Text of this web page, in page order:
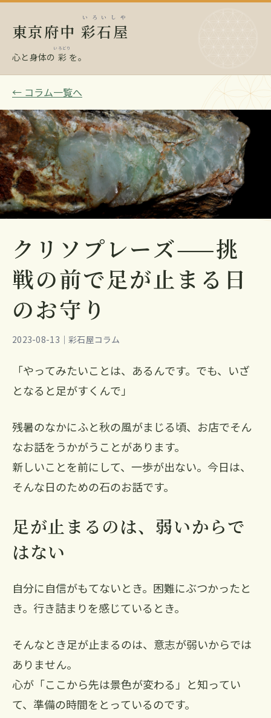
東京府中 彩石屋
いろいしや
心と身体の 彩
いろどり
を。
← コラム一覧へ
クリソプレーズ——挑
戦の前で足が止まる日
のお守り
2023-08-13｜彩石屋コラム
「やってみたいことは、あるんです。でも、いざ
となると足がすくんで」
残暑のなかにふと秋の風がまじる頃、お店でそん
なお話をうかがうことがあります。
新しいことを前にして、一歩が出ない。今日は、
そんな日のための石のお話です。
足が止まるのは、弱いからで
はない
自分に自信がもてないとき。困難にぶつかったと
き。行き詰まりを感じているとき。
そんなとき足が止まるのは、意志が弱いからでは
ありません。
心が「ここから先は景色が変わる」と知ってい
て、準備の時間をとっているのです。